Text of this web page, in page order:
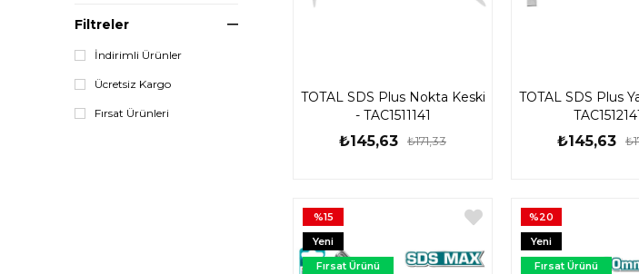
Filtreler
İndirimli Ürünler
Ücretsiz Kargo
Fırsat Ürünleri
TOTAL SDS Plus Nokta Keski
- TAC1511141
₺145,63 ₺171,33
TOTAL SDS Plus
₺145,63
%15
Yeni
Ürün
Fırsat Ürünü
%20
Yeni
Ürün
Fırsat Ürünü